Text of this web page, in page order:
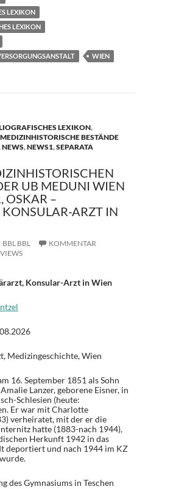
n
LEXIKON
LEXIKON
WIEN
LEXIKON,
MEDIZINHISTORISCHE BESTÄNDE
NEWS,NEWS1,SEPARATA
UB MEDUNI WIEN
OSKAR –
ARZT IN
BBL BBL
KOMMENTAR
Konsular-Arzt in Wien
Medizingeschichte, Wien
16. September 1851 als Sohn
Lanzer, geborene Eisner, in
Schlesien (heute:
Er war mit Charlotte
verheiratet, mit der er die
hatte (1883-nach 1944),
Herkunft 1942 in das
deportiert und nach 1944 im KZ
des Gymnasiums in Teschen